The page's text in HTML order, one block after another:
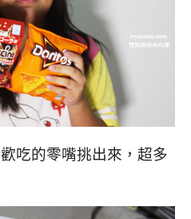
吃的零嘴挑出來，超多